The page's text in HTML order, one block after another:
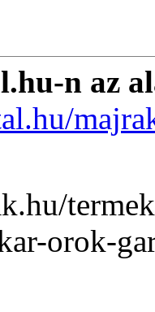
n az
orok-